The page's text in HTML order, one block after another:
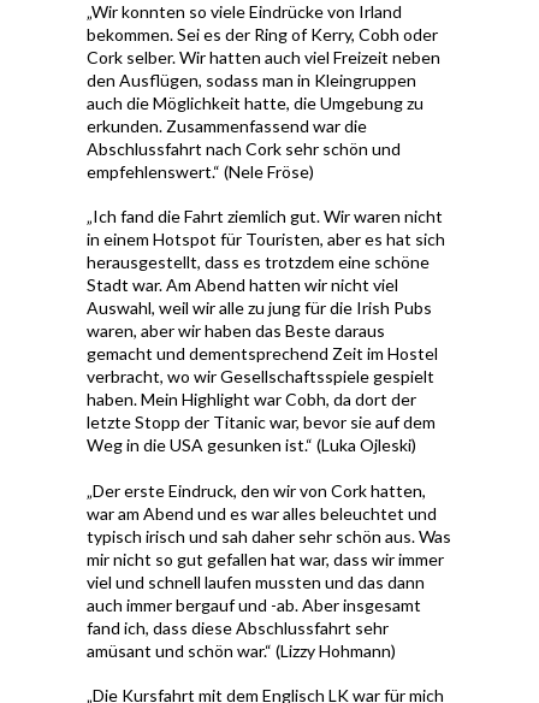
„Wir konnten so viele Eindrücke von Irland
bekommen. Sei es der Ring of Kerry, Cobh oder
Cork selber. Wir hatten auch viel Freizeit neben
den Ausflügen, sodass man in Kleingruppen
auch die Möglichkeit hatte, die Umgebung zu
erkunden. Zusammenfassend war die
Abschlussfahrt nach Cork sehr schön und
empfehlenswert.“ (Nele Fröse)
„Ich fand die Fahrt ziemlich gut. Wir waren nicht
in einem Hotspot für Touristen, aber es hat sich
herausgestellt, dass es trotzdem eine schöne
Stadt war. Am Abend hatten wir nicht viel
Auswahl, weil wir alle zu jung für die Irish Pubs
waren, aber wir haben das Beste daraus
gemacht und dementsprechend Zeit im Hostel
verbracht, wo wir Gesellschaftsspiele gespielt
haben. Mein Highlight war Cobh, da dort der
letzte Stopp der Titanic war, bevor sie auf dem
Weg in die USA gesunken ist.“ (Luka Ojleski)
„Der erste Eindruck, den wir von Cork hatten,
war am Abend und es war alles beleuchtet und
typisch irisch und sah daher sehr schön aus. Was
mir nicht so gut gefallen hat war, dass wir immer
viel und schnell laufen mussten und das dann
auch immer bergauf und -ab. Aber insgesamt
fand ich, dass diese Abschlussfahrt sehr
amüsant und schön war.“ (Lizzy Hohmann)
„Die Kursfahrt mit dem Englisch LK war für mich